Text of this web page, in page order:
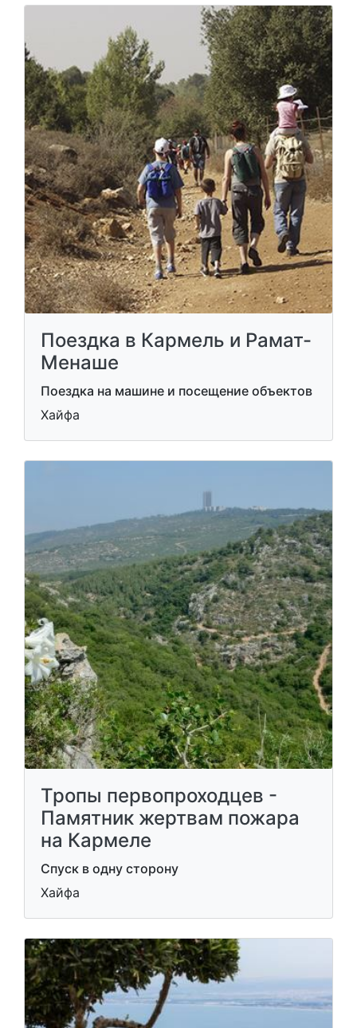
Поездка в Кармель и Рамат-
Менаше
Поездка на машине и посещение объектов
Хайфа
Тропы первопроходцев -
Памятник жертвам пожара
на Кармеле
Спуск в одну сторону
Хайфа